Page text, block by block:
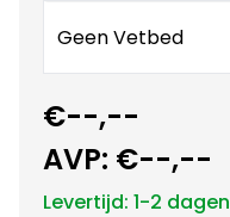
Geen Vetbed
€--,--
AVP: €--,--
Levertijd: 1-2 dagen